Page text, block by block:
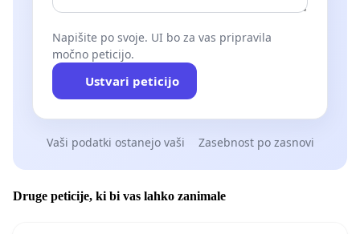
Napišite po svoje. UI bo za vas pripravila
močno peticijo.
Ustvari peticijo
Vaši podatki ostanejo vaši Zasebnost po zasnovi
Druge peticije, ki bi vas lahko zanimale